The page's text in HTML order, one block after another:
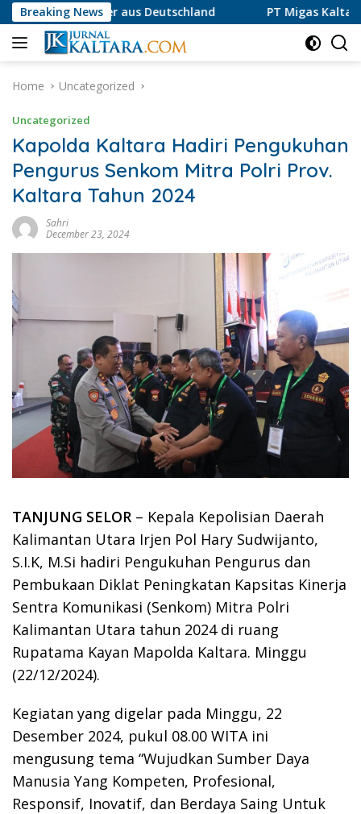
Skip
to
content
Breaking News
Deutschland PT Migas Kaltara Jaya Luruskan
Home Uncategorized
Uncategorized
Kapolda Kaltara Hadiri Pengukuhan
Pengurus Senkom Mitra Polri Prov.
Kaltara Tahun 2024
Sahri
December 23, 2024
TANJUNG SELOR – Kepala Kepolisian Daerah
Kalimantan Utara Irjen Pol Hary Sudwijanto,
S.I.K, M.Si hadiri Pengukuhan Pengurus dan
Pembukaan Diklat Peningkatan Kapsitas Kinerja
Sentra Komunikasi (Senkom) Mitra Polri
Kalimantan Utara tahun 2024 di ruang
Rupatama Kayan Mapolda Kaltara. Minggu
(22/12/2024).
Kegiatan yang digelar pada Minggu, 22
Desember 2024, pukul 08.00 WITA ini
mengusung tema “Wujudkan Sumber Daya
Manusia Yang Kompeten, Profesional,
Responsif, Inovatif, dan Berdaya Saing Untuk